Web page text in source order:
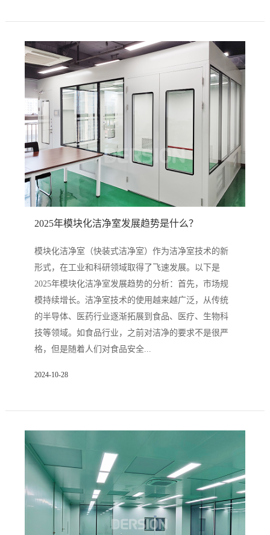
2025年模块化洁净室发展趋势是什么？
模块化洁净室（快装式洁净室）作为洁净室技术的新
形式，在工业和科研领域取得了飞速发展。以下是
2025年模块化洁净室发展趋势的分析：首先，市场规
模持续增长。洁净室技术的使用越来越广泛，从传统
的半导体、医药行业逐渐拓展到食品、医疗、生物科
技等领域。如食品行业，之前对洁净的要求不是很严
格，但是随着人们对食品安全...
2024-10-28